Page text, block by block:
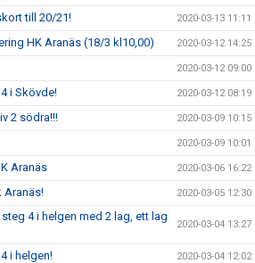
till 20/21! 2020-03-13 11:11
HK Aranäs (18/3 kl10,00) 2020-03-12 14:25
2020-03-12 09:00
i Skövde! 2020-03-12 08:19
2 södra!!! 2020-03-09 10:15
2020-03-09 10:01
Aranäs 2020-03-06 16:22
Aranäs! 2020-03-05 12:30
4 i helgen med 2 lag, ett lag
2020-03-04 13:27
i helgen! 2020-03-04 12:02